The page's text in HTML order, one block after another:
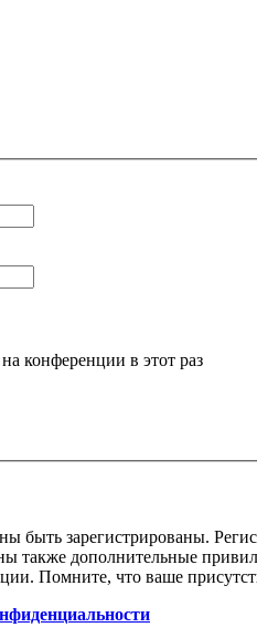
конференции в этот раз
быть зарегистрированы.
также дополнительные
Помните, что ваше